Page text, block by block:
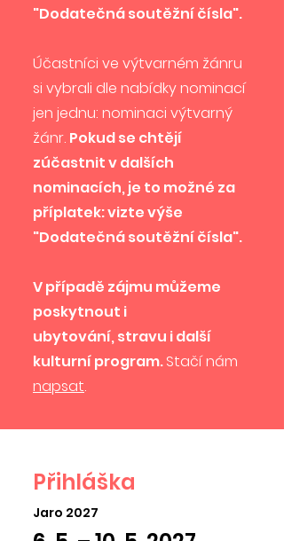
"Dodatečná soutěžní čísla".
Účastníci ve výtvarném žánru
si vybrali dle nabídky nominací
jen jednu: nominaci výtvarný
žánr. Pokud se chtějí
zúčastnit v dalších
nominacích, je to možné za
příplatek: vizte výše
"Dodatečná soutěžní čísla".
V případě zájmu můžeme
poskytnout i
ubytování,stravu i další
kulturní program.Stačí nám
napsat.
Přihláška
Jaro 2027